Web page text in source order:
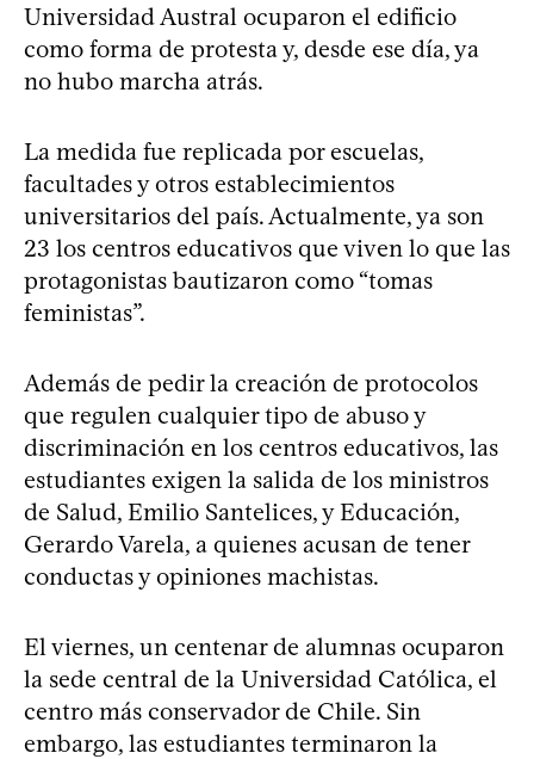
Universidad Austral ocuparon el edificio
como forma de protesta y, desde ese día, ya
no hubo marcha atrás.
La medida fue replicada por escuelas,
facultades y otros establecimientos
universitarios del país. Actualmente, ya son
23 los centros educativos que viven lo que las
protagonistas bautizaron como “tomas
feministas”.
Además de pedir la creación de protocolos
que regulen cualquier tipo de abuso y
discriminación en los centros educativos, las
estudiantes exigen la salida de los ministros
de Salud, Emilio Santelices, y Educación,
Gerardo Varela, a quienes acusan de tener
conductas y opiniones machistas.
El viernes, un centenar de alumnas ocuparon
la sede central de la Universidad Católica, el
centro más conservador de Chile. Sin
embargo, las estudiantes terminaron la